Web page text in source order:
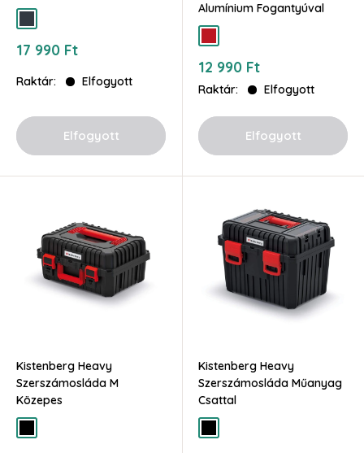
Akciós
17 990 Ft
Raktár: Elfogyott
Elfogyott
Alumínium Fogantyúval
Akciós
ár
12 990 Ft
Raktár: Elfogyott
Elfogyott
Kistenberg Heavy
Szerszámosláda M
Közepes
Kistenberg Heavy
Szerszámosláda Műanyag
Csattal